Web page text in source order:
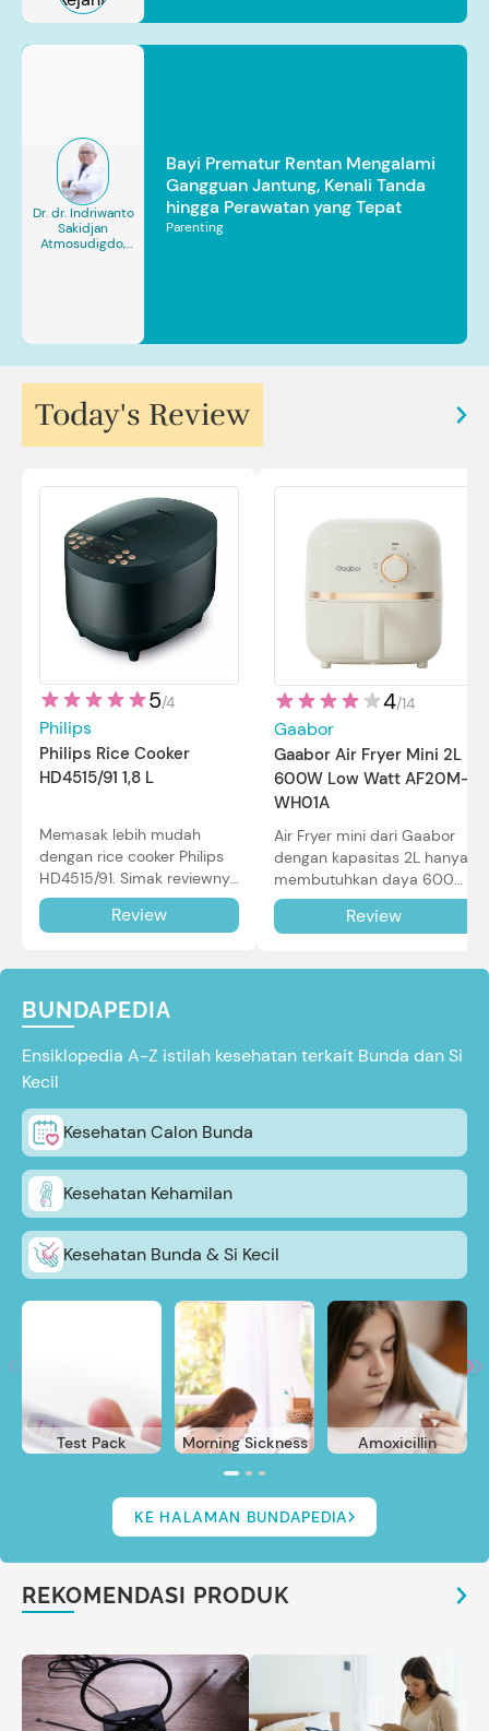
Dr. dr. Indriwanto
Sakidjan
Atmosudigdo,
Bayi Prematur Rentan Mengalami
Gangguan Jantung, Kenali Tanda
hingga Perawatan yang Tepat
Parenting
Today's Review
5/4
Philips
Philips Rice Cooker
HD4515/91 1,8 L
Memasak lebih mudah
dengan rice cooker Philips
HD4515/91. Simak reviewnya
di sini.
Review
4/14
Gaabor
Gaabor Air Fryer Mini 2L
600W Low Watt AF20M-
WH01A
Air Fryer mini dari Gaabor
dengan kapasitas 2L hanya
membutuhkan daya 600W
dalam pemakaian. Simak
review selengkapnya di sini.
Review
BUNDAPEDIA
Ensiklopedia A-Z istilah kesehatan terkait Bunda dan Si
Kecil
Kesehatan Calon Bunda
Kesehatan Kehamilan
Kesehatan Bunda & Si Kecil
Test Pack Morning Sickness Amoxicillin
KE HALAMAN BUNDAPEDIA
REKOMENDASI PRODUK